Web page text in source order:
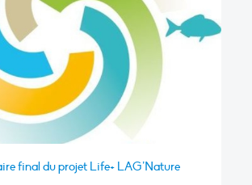
final du projet Life+ LAG’Nature